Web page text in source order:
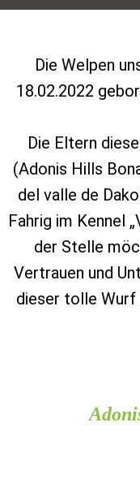
Die Welpen
18.02.2022
Die Eltern
(Adonis Hills
del valle de
Fahrig im Kennel
der Stelle
Vertrauen und
dieser tolle Wurf